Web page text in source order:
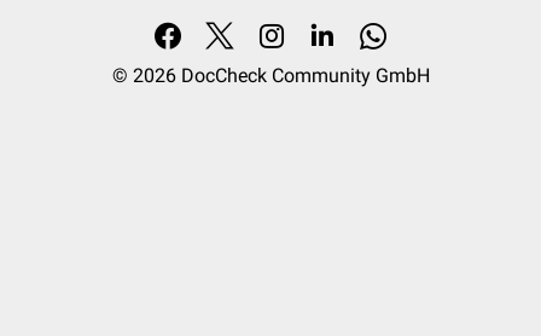
© 2026 DocCheck Community GmbH